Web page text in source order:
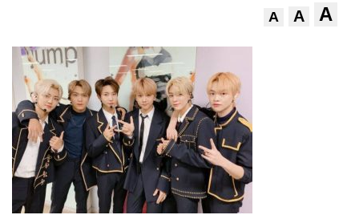
A A A